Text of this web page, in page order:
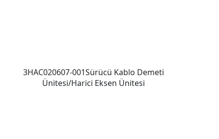
3HAC020607-001Sürücü Kablo Demeti
Ünitesi/Harici Eksen Ünitesi